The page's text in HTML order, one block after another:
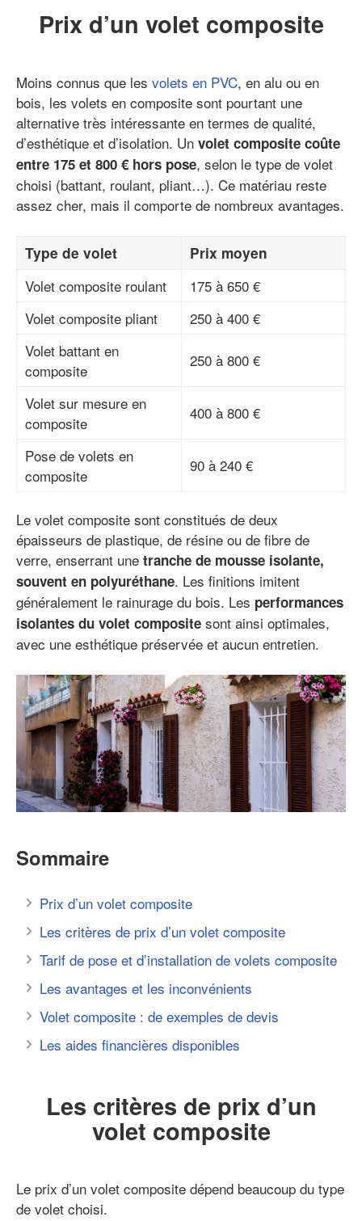
Prix d’un volet composite
Moins connus que les volets en PVC, en alu ou en
bois, les volets en composite sont pourtant une
alternative très intéressante en termes de qualité,
d’esthétique et d’isolation. Un volet composite coûte
entre 175 et 800 € hors pose, selon le type de volet
choisi (battant, roulant, pliant…). Ce matériau reste
assez cher, mais il comporte de nombreux avantages.
Type de volet
Prix moyen
Volet composite roulant
175 à 650 €
Volet composite pliant
250 à 400 €
Volet battant en
composite
250 à 800 €
Volet sur mesure en
composite
400 à 800 €
Pose de volets en
composite
90 à 240 €
Le volet composite sont constitués de deux
épaisseurs de plastique, de résine ou de fibre de
verre, enserrant une tranche de mousse isolante,
souvent en polyuréthane. Les finitions imitent
généralement le rainurage du bois. Les performances
isolantes du volet composite sont ainsi optimales,
avec une esthétique préservée et aucun entretien.
Sommaire
Prix d’un volet composite
Les critères de prix d’un volet composite
Tarif de pose et d’installation de volets composite
Les avantages et les inconvénients
Volet composite : de exemples de devis
Les aides financières disponibles
Les critères de prix d’un
volet composite
Le prix d’un volet composite dépend beaucoup du type
de volet choisi.